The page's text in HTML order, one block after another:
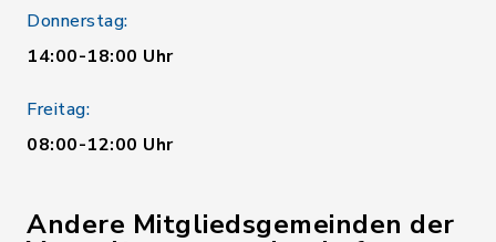
Donnerstag:
14:00-18:00 Uhr
Freitag:
08:00-12:00 Uhr
Andere Mitgliedsgemeinden der